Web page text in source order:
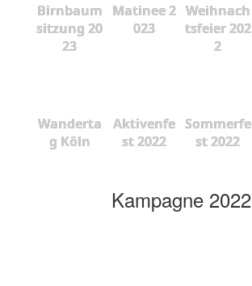
Birnbaum
sitzung 20
23
Matinee 2
023
Weihnach
tsfeier 202
2
Wanderta
g Köln
Aktivenfe
st 2022
Sommerfe
st 2022
Kampagne 2022